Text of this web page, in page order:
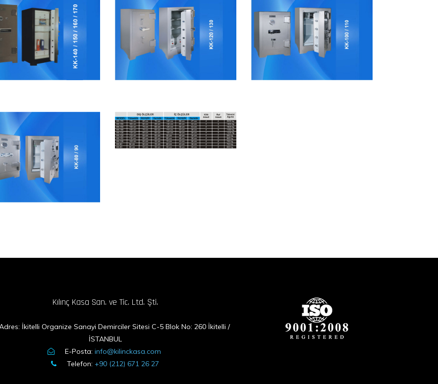
Kılınç Kasa
Model Tek Kapılı Kasalar
Kılınç Kasa
Süper Model Tek Kapılı Kasalar
Kılınç Kasa San. ve Tic. Ltd. Şti.
İkitelli Organize Sanayi Demirciler Sitesi C-5 Blok No: 260 İkitelli /
İSTANBUL
E-Posta: info@kilinckasa.com
Telefon: +90 (212) 671 26 27